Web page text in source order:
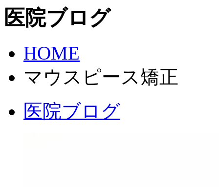
医院ブログ
HOME
マウスピース矯正
医院ブログ